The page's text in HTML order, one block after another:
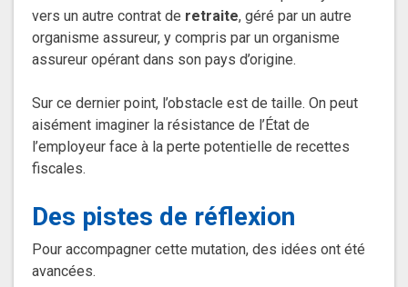
vers un autre contrat de retraite, géré par un autre
organisme assureur, y compris par un organisme
assureur opérant dans son pays d’origine.
Sur ce dernier point, l’obstacle est de taille. On peut
aisément imaginer la résistance de l’État de
l’employeur face à la perte potentielle de recettes
fiscales.
Des pistes de réflexion
Pour accompagner cette mutation, des idées ont été
avancées.